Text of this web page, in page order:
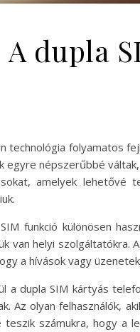
A dupla
technológia folyamatos
egyre népszerűbbé
amelyek lehetővé
funkció különösen
van helyi szolgáltatókra.
a hívások vagy
a dupla SIM kártyás
Az olyan felhasználók,
teszik számukra, hogy a